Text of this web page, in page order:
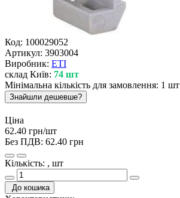
Код: 100029052
Артикул: 3903004
Виробник: ETI
склад Київ: 74 шт
Мінімальна кількість для замовлення: 1 шт
Знайшли дешевше?
Ціна
62.40 грн/шт
Без ПДВ: 62.40 грн
Кількість: , шт
До кошика